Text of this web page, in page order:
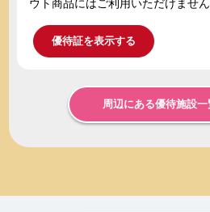
ウト商品にはご利用いただけません
優待証を表示する
周辺にある優待施設